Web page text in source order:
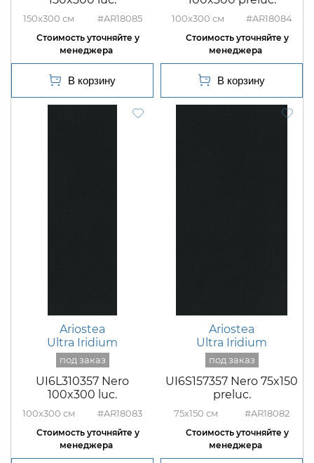
150x300 #AR18085 100x300 #AR18084
Ariostea
Ultra Iridium
UI6L310357 Nero
100x300 luc.
100x300 #AR18083
Ariostea
Ultra Iridium
UI6S157357 Nero 75x150
preluc.
75x150 #AR18082